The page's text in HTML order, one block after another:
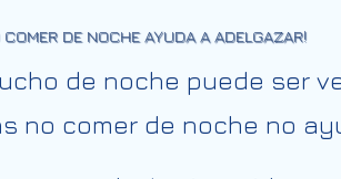
DE NOCHE AYUDA A ADELGAZAR!
de noche puede ser
no comer de noche no